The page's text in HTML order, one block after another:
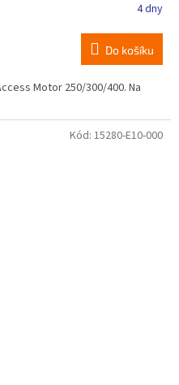
4 dny
Do košíku
Motor 250/300/400. Na
Kód: 15280-E10-000